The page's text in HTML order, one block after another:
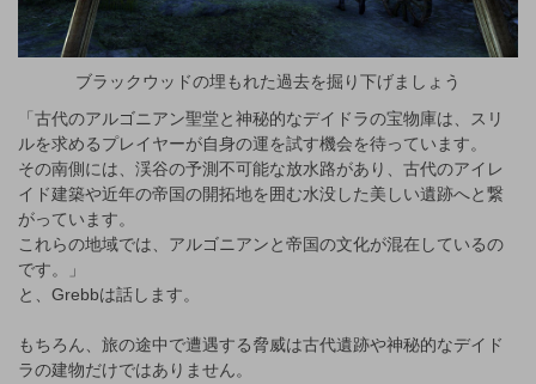
ブラックウッドの埋もれた過去を掘り下げましょう
「古代のアルゴニアン聖堂と神秘的なデイドラの宝物庫は、スリ
ルを求めるプレイヤーが自身の運を試す機会を待っています。
その南側には、渓谷の予測不可能な放水路があり、古代のアイレ
イド建築や近年の帝国の開拓地を囲む水没した美しい遺跡へと繋
がっています。
これらの地域では、アルゴニアンと帝国の文化が混在しているの
です。」
と、Grebbは話します。
もちろん、旅の途中で遭遇する脅威は古代遺跡や神秘的なデイド
ラの建物だけではありません。